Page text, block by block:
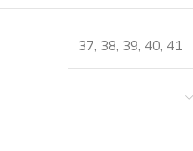
37, 38, 39, 40, 41